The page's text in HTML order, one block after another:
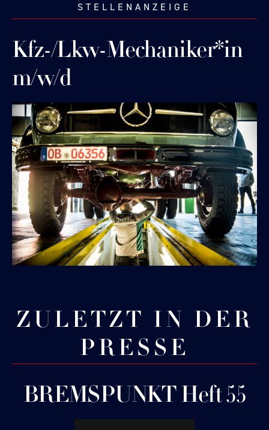
STELLENANZEIGE
Kfz-/Lkw-Mechaniker*in
m/w/d
ZULETZT IN DER
PRESSE
BREMSPUNKT Heft 55